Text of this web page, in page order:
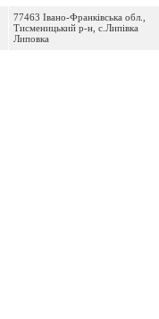
77463 Івано-Франківська обл.,
Тисменицький р-н, с.Липівка
Липовка